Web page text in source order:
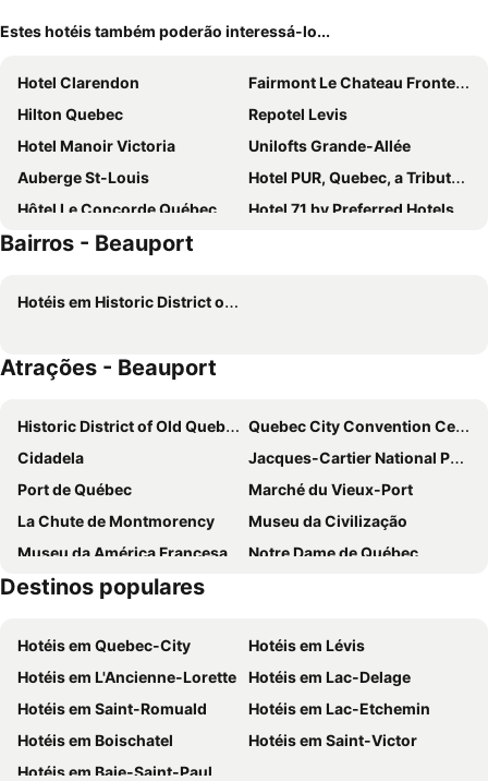
Estes hotéis também poderão interessá-lo...
Hotel Clarendon
Fairmont Le Chateau Frontenac
Hilton Quebec
Repotel Levis
Hotel Manoir Victoria
Unilofts Grande-Allée
Auberge St-Louis
Hotel PUR, Quebec, a Tribute Portfolio Hotel
Hôtel Le Concorde Québec
Hotel 71 by Preferred Hotels & Resorts
Hôtel du Nord
Hotel Louisbourg
Hotel Le Voyageur
Travelodge by Wyndham Hotel & Convention Centre Quebec City
Hampton Inn & Suites by Hilton Quebec City Beauport
Hôtel des Coutellier
Hôtel Champlain Vieux Québec
Four Points by Sheraton Lévis Convention Centre
Hotel Universel Quebec
Quality Inn
Hôtel Plaza Québec par JARO
Hôtel Cofortel
Hotel Ambassadeur et Suites
Hôtel Sainte-Anne
Delta Hotels Quebec
Le Chateau Du Faubourg
Hotel L'Oie des neiges
Hotel Citadelle
Repotel Henri IV Québec
Hôtel Lindbergh
Hotel & Suites Monte-Cristo
Hampton Inn & Suites by Hilton Quebec City Levis
Bairros - Beauport
Hotéis em Historic District of Old Quebec
Atrações - Beauport
Historic District of Old Quebec
Quebec City Convention Centre
Cidadela
Jacques-Cartier National Park
Port de Québec
Marché du Vieux-Port
La Chute de Montmorency
Museu da Civilização
Museu da América Francesa
Notre Dame de Québec
Centro de Québec
Musée National des Beaux Arts
Parc des Chutes-de-la-Chaudière
Fêtes de la nouvelle France
Mont-Sainte-Anne
Destinos populares
Hotéis em Quebec-City
Hotéis em Lévis
Hotéis em L'Ancienne-Lorette
Hotéis em Lac-Delage
Hotéis em Saint-Romuald
Hotéis em Lac-Etchemin
Hotéis em Boischatel
Hotéis em Saint-Victor
Hotéis em Baie-Saint-Paul